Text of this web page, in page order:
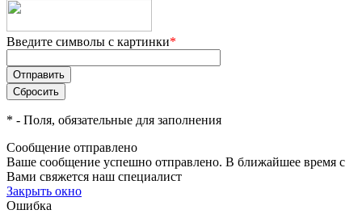
Введите символы с картинки*
* - Поля, обязательные для заполнения
Сообщение отправлено
Ваше сообщение успешно отправлено. В ближайшее время с
Вами свяжется наш специалист
Закрыть окно
Ошибка